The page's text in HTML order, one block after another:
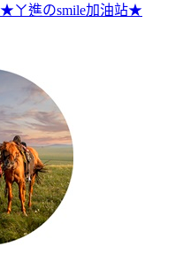
★ㄚ進のsmile加油站★